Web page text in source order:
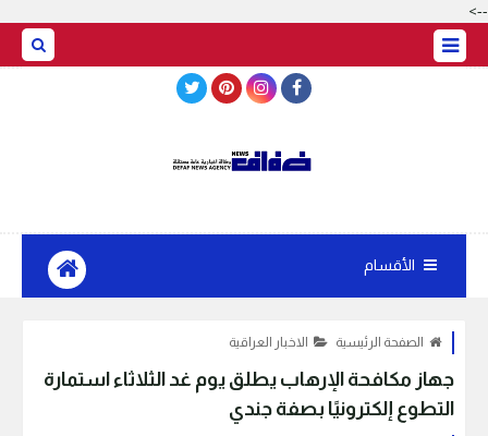
-->
الأقسام
الصفحة الرئيسية الاخبار العراقية
جهاز مكافحة الإرهاب يطلق يوم غد الثلاثاء استمارة
التطوع إلكترونيًا بصفة جندي